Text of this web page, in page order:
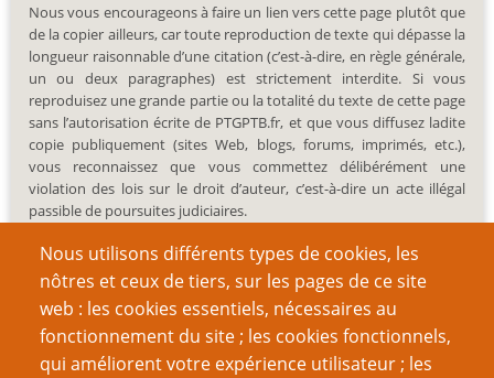
Nous utilisons différents types de cookies, les
nôtres et ceux de tiers, sur les pages de ce site
web : les cookies essentiels, nécessaires au
fonctionnement du site ; les cookies fonctionnels,
qui améliorent votre expérience utilisateur ; les
Nous vous encourageons à faire un lien vers cette page plutôt que
de la copier ailleurs, car toute reproduction de texte qui dépasse la
longueur raisonnable d’une citation (c’est-à-dire, en règle générale,
un ou deux paragraphes) est strictement interdite. Si vous
reproduisez une grande partie ou la totalité du texte de cette page
sans l’autorisation écrite de PTGPTB.fr, et que vous diffusez ladite
copie publiquement (sites Web, blogs, forums, imprimés, etc.),
vous reconnaissez que vous commettez délibérément une
violation des lois sur le droit d’auteur, c’est-à-dire un acte illégal
passible de poursuites judiciaires.
Recherche